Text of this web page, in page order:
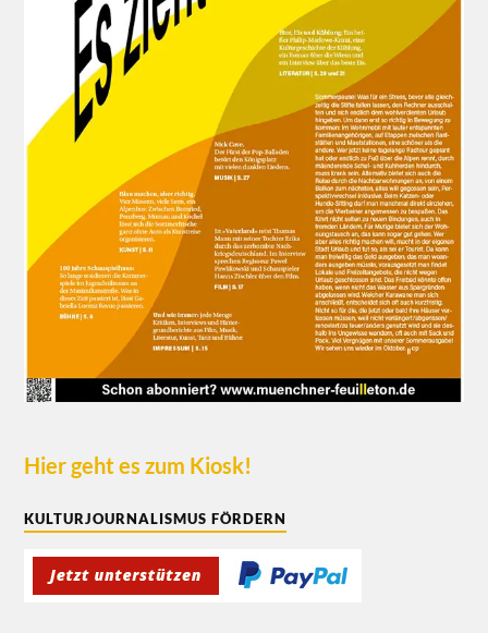
Hier geht es zum Kiosk!
KULTURJOURNALISMUS FÖRDERN